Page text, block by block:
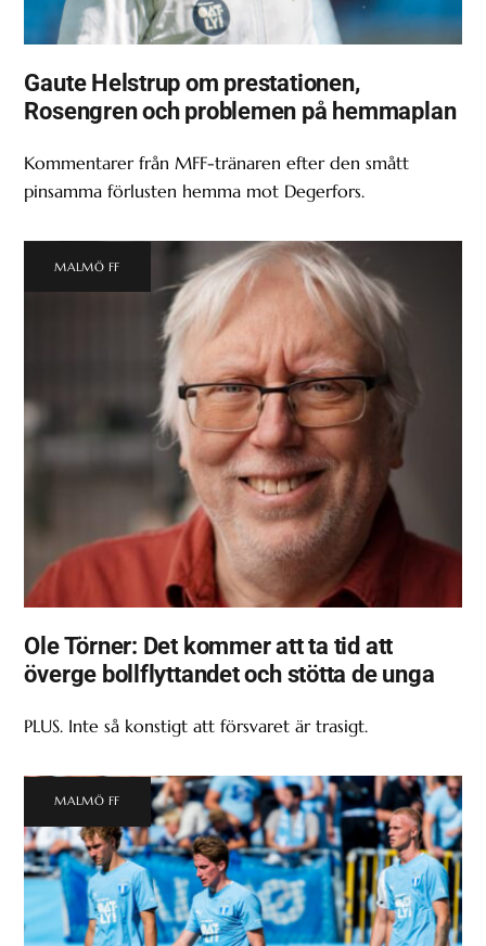
Gaute Helstrup om prestationen,
Rosengren och problemen på hemmaplan
Kommentarer från MFF-tränaren efter den smått
pinsamma förlusten hemma mot Degerfors.
MALMÖ FF
Ole Törner: Det kommer att ta tid att
överge bollflyttandet och stötta de unga
PLUS. Inte så konstigt att försvaret är trasigt.
MALMÖ FF